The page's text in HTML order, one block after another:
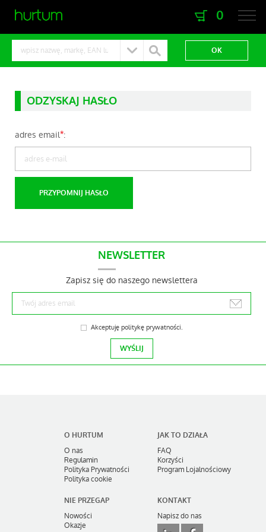
0
ODZYSKAJ HASŁO
adres email*:
NEWSLETTER
Zapisz się do naszego newslettera
Akceptuję politykę prywatności.
O HURTUM
O nas
Regulamin
Polityka Prywatności
Polityka cookie
JAK TO DZIAŁA
FAQ
Korzyści
Program Lojalnościowy
NIE PRZEGAP
Nowości
Okazje
KONTAKT
Napisz do nas